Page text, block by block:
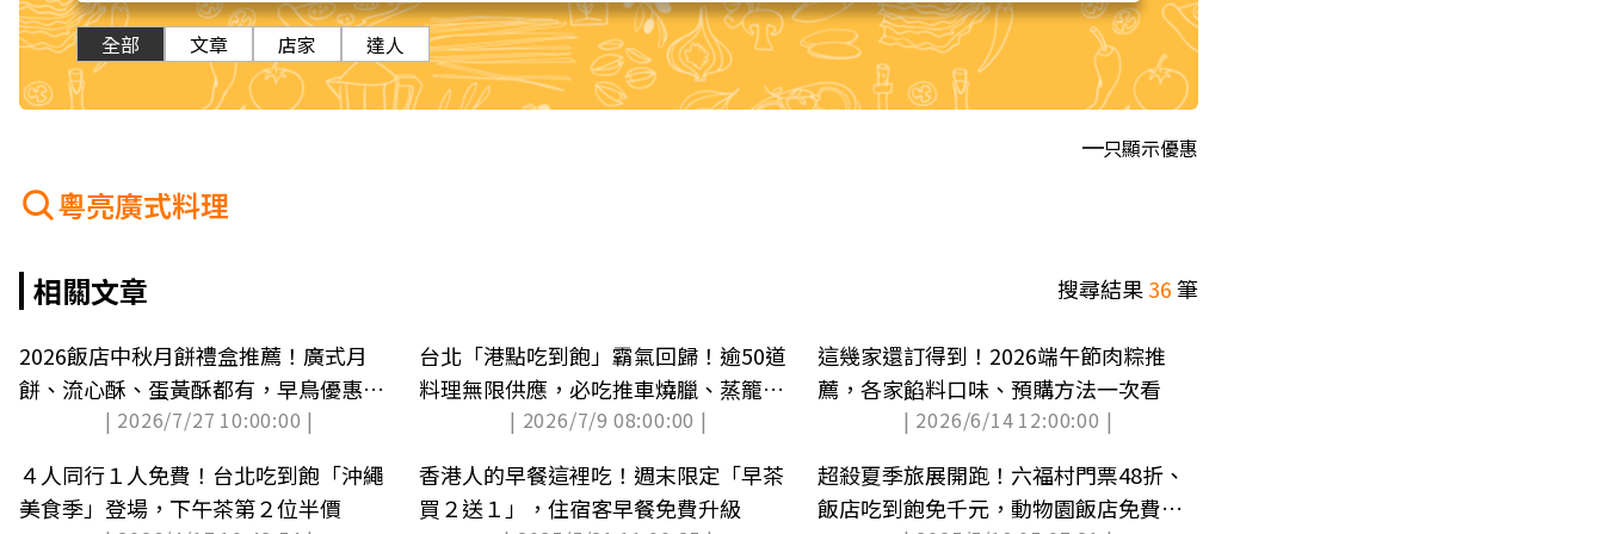
全部 文章 店家 達人
只顯示優惠
粵亮廣式料理
相關文章 搜尋結果36筆
2026飯店中秋月餅禮盒推薦！廣式月
餅、流心酥、蛋黃酥都有，早鳥優惠一
| 2026/7/27 10:00:00 |
台北「港點吃到飽」霸氣回歸！逾50道
料理無限供應，必吃推車燒臘、蒸籠點
| 2026/7/9 08:00:00 |
這幾家還訂得到！2026端午節肉粽推
薦，各家餡料口味、預購方法一次看
| 2026/6/14 12:00:00 |
４人同行１人免費！台北吃到飽「沖繩
美食季」登場，下午茶第２位半價
香港人的早餐這裡吃！週末限定「早茶
買２送１」，住宿客早餐免費升級
超殺夏季旅展開跑！六福村門票48折、
飯店吃到飽免千元，動物園飯店免費升